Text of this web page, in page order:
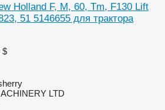
Holland F, M, 60, Tm, F130 Lift
51 5146655 для трактора
$
LTD